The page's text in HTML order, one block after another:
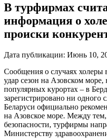
В турфирмах
информация о
происки
Дата публикации: Июнь 10,
Сообщения о случаях холеры
удар сезон на Азовском море,
популярных курортах – в
зарегистрировано ни одного
Беларуси официально
на Азовское море. Между
безопасности, турфирмы
Министерству